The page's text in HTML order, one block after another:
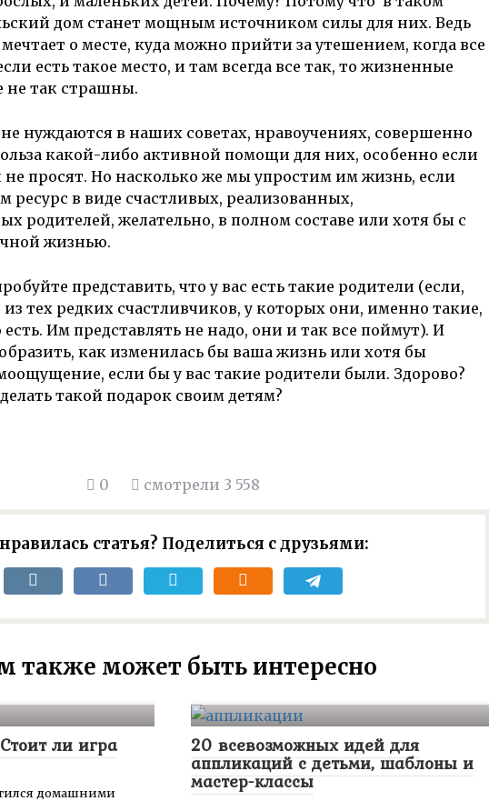
дом станет мощным источником силы для них. Ведь
о месте, куда можно прийти за утешением, когда все
есть такое место, и там всегда все так, то жизненные
не так страшны.
нуждаются в наших советах, нравоучениях, совершенно
какой-либо активной помощи для них, особенно если
просят. Но насколько же мы упростим им жизнь, если
ресурс в виде счастливых, реализованных,
родителей, желательно, в полном составе или хотя бы с
жизнью.
представить, что у вас есть такие родители (если,
тех редких счастливчиков, у которых они, именно такие,
Им представлять не надо, они и так все поймут). И
как изменилась бы ваша жизнь или хотя бы
если бы у вас такие родители были. Здорово?
такой подарок своим детям?
0 смотрели 3 558
статья? Поделиться с друзьями:
также может быть интересно
ли игра
домашними
20 всевозможных идей для
аппликаций с детьми, шаблоны и
мастер-классы